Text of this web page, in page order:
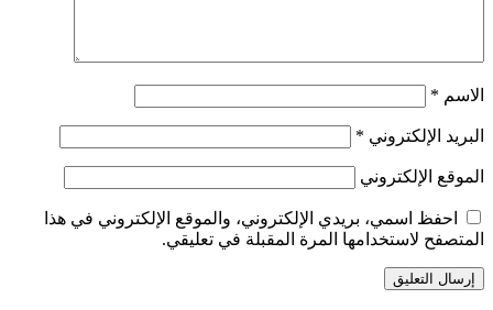
الاسم *
البريد الإلكتروني *
الموقع الإلكتروني
احفظ اسمي، بريدي الإلكتروني، والموقع الإلكتروني في هذا
المتصفح لاستخدامها المرة المقبلة في تعليقي.